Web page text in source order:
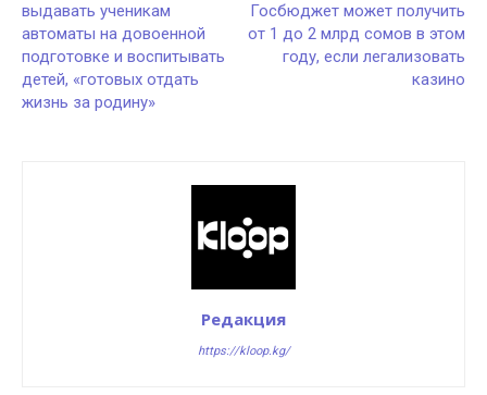
выдавать ученикам
автоматы на довоенной
подготовке и воспитывать
детей, «готовых отдать
жизнь за родину»
Госбюджет может получить
от 1 до 2 млрд сомов в этом
году, если легализовать
казино
Редакция
https://kloop.kg/